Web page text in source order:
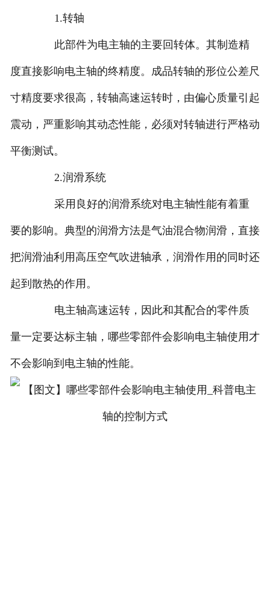
1.转轴
此部件为电主轴的主要回转体。其制造精
度直接影响电主轴的终精度。成品转轴的形位公差尺
寸精度要求很高，转轴高速运转时，由偏心质量引起
震动，严重影响其动态性能，必须对转轴进行严格动
平衡测试。
2.润滑系统
采用良好的润滑系统对电主轴性能有着重
要的影响。典型的润滑方法是气油混合物润滑，直接
把润滑油利用高压空气吹进轴承，润滑作用的同时还
起到散热的作用。
电主轴高速运转，因此和其配合的零件质
量一定要达标主轴，哪些零部件会影响电主轴使用才
不会影响到电主轴的性能。